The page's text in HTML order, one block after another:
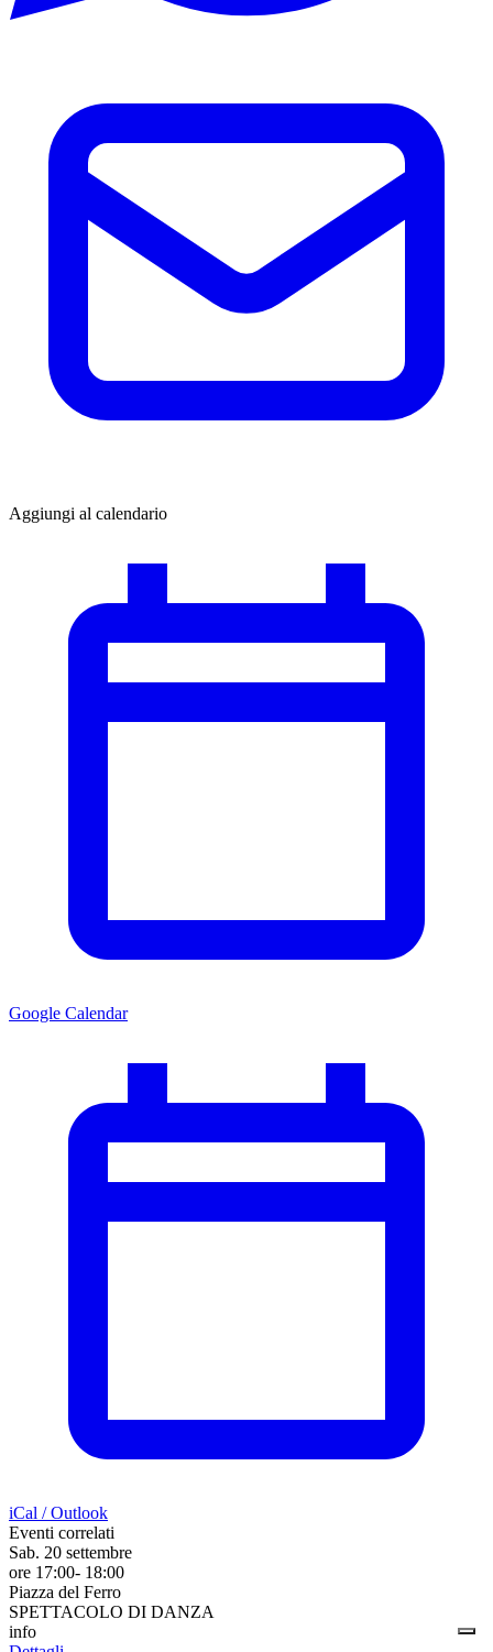
Aggiungi al calendario
Google Calendar
iCal / Outlook
Eventi correlati
Sab. 20 settembre
ore 17:00- 18:00
Piazza del Ferro
SPETTACOLO DI DANZA
info